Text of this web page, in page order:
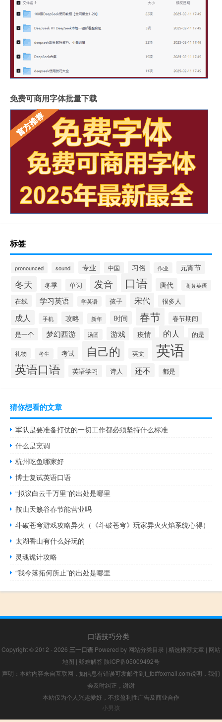
免费可商用字体批量下载
标签
pronounced sound 专业 中国 习俗 作业 元宵节
冬天 冬季 单词 发音 口语 唐代 商务英语
在线 学习英语 学英语 孩子 宋代 很多人
成人 手机 攻略 新年 时间 春节
春节期间
是一个
梦幻西游 汤圆 游戏 疫情 的人 的是
礼物 考生 考试 自己的 英文 英语
英语口语 英语学习 诗人 还不 都是
猜你想看的文章
军队是要准备打仗的一切工作都必须坚持什么标准
什么是烹调
杭州吃鱼哪家好
博士复试英语口语
“拟议白云千万里”的出处是哪里
鞍山天籁谷春节能营业吗
斗破苍穹游戏攻略异火（《斗破苍穹》玩家异火火焰系统心得）
太湖香山有什么好玩的
灵魂诡计攻略
“我今落拓何所止”的出处是哪里
口语技巧分类
Copyright © 2012 - 2026 三一口语 Powered by 网站分类目录 | 精选推荐文章 | 网站
地图 | 疑难解答 陕ICP备05009492号
声明：本站内容来自互联网，如信息有错误可发邮件到f_fb#foxmail.com说明，我们
会及时纠正，谢谢
本站仅为个人兴趣爱好，不接盈利性广告及商业合作
小男孩